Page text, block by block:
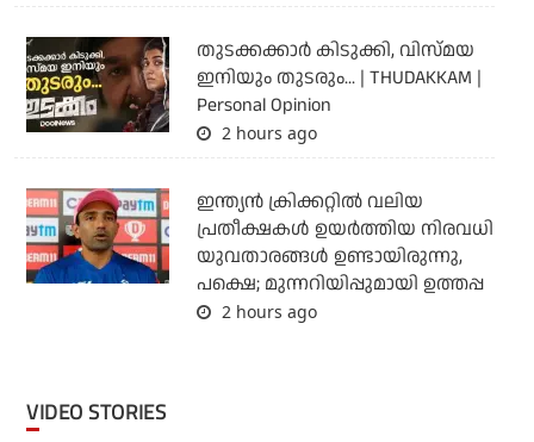
തുടക്കക്കാര്‍ കിടുക്കി, വിസ്മയ
ഇനിയും തുടരും... | THUDAKKAM |
Personal Opinion
2 hours ago
ഇന്ത്യന്‍ ക്രിക്കറ്റില്‍ വലിയ
പ്രതീക്ഷകള്‍ ഉയര്‍ത്തിയ നിരവധി
യുവതാരങ്ങള്‍ ഉണ്ടായിരുന്നു,
പക്ഷെ; മുന്നറിയിപ്പുമായി ഉത്തപ്പ
2 hours ago
VIDEO STORIES